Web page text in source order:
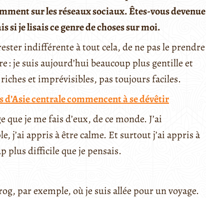
sur les réseaux sociaux. Êtes-vous devenue
si je lisais ce genre de choses sur moi.
indifférente à tout cela, de ne pas le prendre
je suis aujourd’hui beaucoup plus gentille et
et imprévisibles, pas toujours faciles.
d’Asie centrale commencent à se dévêtir
je me fais d’eux, de ce monde. J’ai
j’ai appris à être calme. Et surtout j’ai appris à
plus difficile que je pensais.
par exemple, où je suis allée pour un voyage.